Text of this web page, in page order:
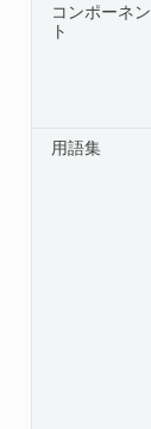
コンポーネン
ト
用語集